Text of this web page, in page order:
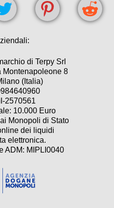
di Terpy Srl
Montenapoleone 8
(Italia)
2570561
10.000 Euro
Monopoli di Stato
dei liquidi
elettronica.
ADM: MIPLI0040